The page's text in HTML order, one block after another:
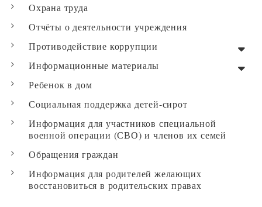
Охрана труда
Отчёты о деятельности учреждения
Противодействие коррупции
Информационные материалы
Ребенок в дом
Социальная поддержка детей-сирот
Информация для участников специальной
военной операции (СВО) и членов их семей
Обращения граждан
Информация для родителей желающих
восстановиться в родительских правах